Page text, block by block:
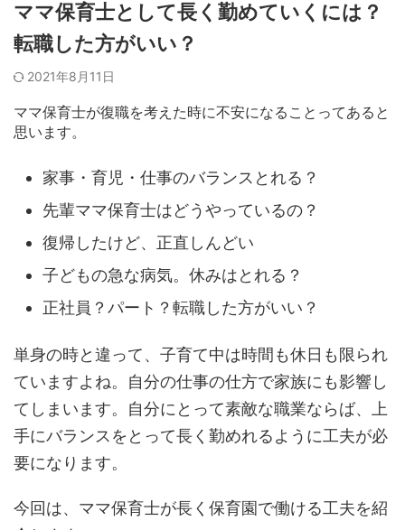
ママ保育士として長く勤めていくには？
転職した方がいい？
2021年8月11日
ママ保育士が復職を考えた時に不安になることってあると
思います。
家事・育児・仕事のバランスとれる？
先輩ママ保育士はどうやっているの？
復帰したけど、正直しんどい
子どもの急な病気。休みはとれる？
正社員？パート？転職した方がいい？
単身の時と違って、子育て中は時間も休日も限られ
ていますよね。自分の仕事の仕方で家族にも影響し
てしまいます。自分にとって素敵な職業ならば、上
手にバランスをとって長く勤めれるように工夫が必
要になります。
今回は、ママ保育士が長く保育園で働ける工夫を紹